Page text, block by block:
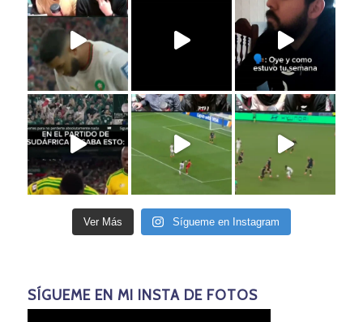
Ver Más Sígueme en Instagram
SÍGUEME EN MI INSTA DE FOTOS